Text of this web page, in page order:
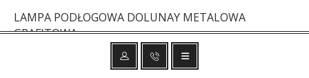
LAMPA PODŁOGOWA DOLUNAY METALOWA
GRAFITOWA
-16%